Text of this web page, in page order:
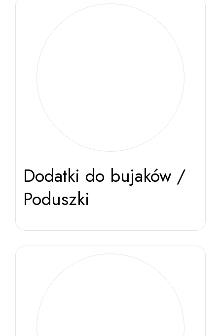
Dodatki do bujaków /
Poduszki